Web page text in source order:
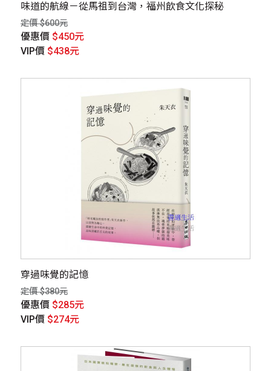
味道的航線－從馬祖到台灣，福州飲食文化探秘
定價 $600元
優惠價 $450元
VIP價 $438元
穿過味覺的記憶
定價 $380元
優惠價 $285元
VIP價 $274元